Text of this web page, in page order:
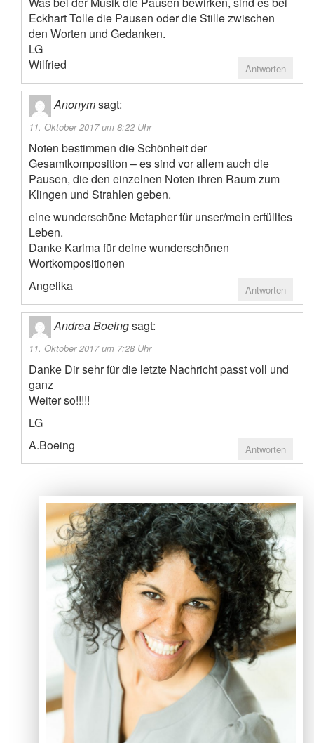
Eckhart Tolle die Pausen oder die Stille zwischen
den Worten und Gedanken.
LG
Wilfried
Antworten
Anonymsagt:
11. Oktober 2017 um 8:22 Uhr
Noten bestimmen die Schönheit der
Gesamtkomposition – es sind vor allem auch die
Pausen, die den einzelnen Noten ihren Raum zum
Klingen und Strahlen geben.
eine wunderschöne Metapher für unser/mein erfülltes
Leben.
Danke Karima für deine wunderschönen
Wortkompositionen
Angelika
Antworten
Andrea Boeingsagt:
11. Oktober 2017 um 7:28 Uhr
Danke Dir sehr für die letzte Nachricht passt voll und
ganz
Weiter so!!!!!
LG
A.Boeing
Antworten